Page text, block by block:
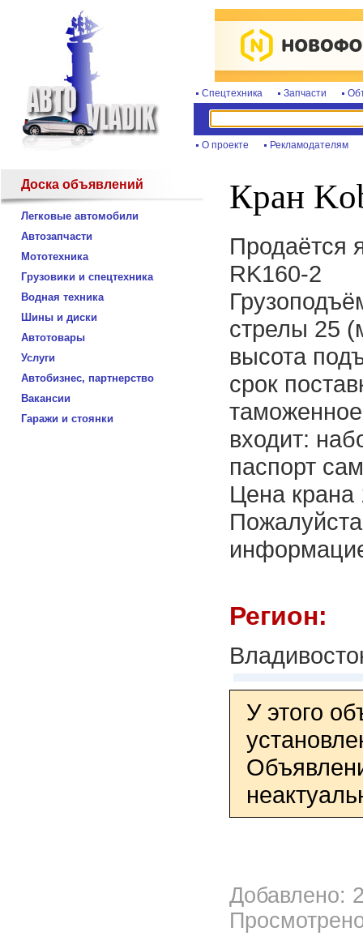
Спецтехника Запчасти
О проекте Рекламодателям
Доска объявлений
Легковые автомобили
Автозапчасти
Мототехника
Грузовики и спецтехника
Водная техника
Шины и диски
Автотовары
Услуги
Автобизнес, партнерство
Вакансии
Гаражи и стоянки
Кран
Продаётся
RK160-2
стрелы 25
высота
срок
входит:
паспорт
Цена
Регион:
У этого
Добавлено: